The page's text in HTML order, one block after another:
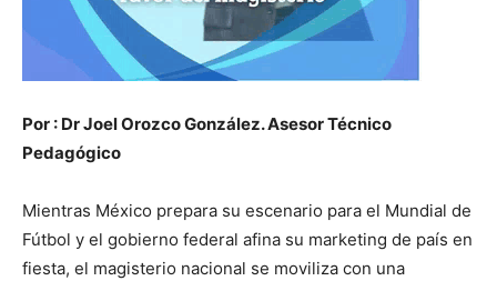
Por : Dr Joel Orozco González. Asesor Técnico
Pedagógico
Mientras México prepara su escenario para el Mundial de
Fútbol y el gobierno federal afina su marketing de país en
fiesta, el magisterio nacional se moviliza con una